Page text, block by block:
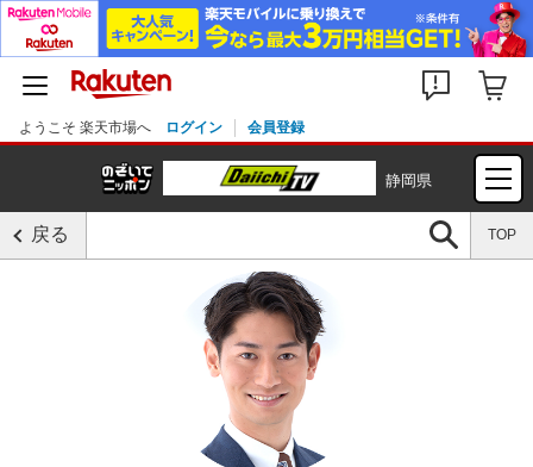
ようこそ 楽天市場へ ログイン 会員登録
静岡県
戻る TOP